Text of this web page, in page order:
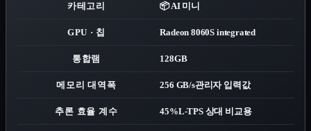
카테고리 📦 AI 미니
GPU · 칩 Radeon 8060S integrated
통합램 128GB
메모리 대역폭 256 GB/s관리자 입력값
추론 효율 계수 45%L-TPS 상대 비교용